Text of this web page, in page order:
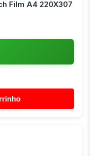
Film A4 220X307